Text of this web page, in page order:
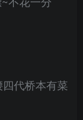
代桥本有菜